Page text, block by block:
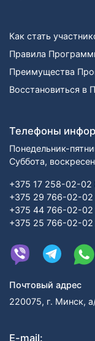
Как стать
Правила
Преимущества
Восстановиться в
Телефоны
Понедельник-
Суббота,
+375 17 258-02-02
+375 29 766-02-
+375 44 766-02-02
+375 25 766-02-02
Почтовый адрес
220075, г. Минск,
E-mail: